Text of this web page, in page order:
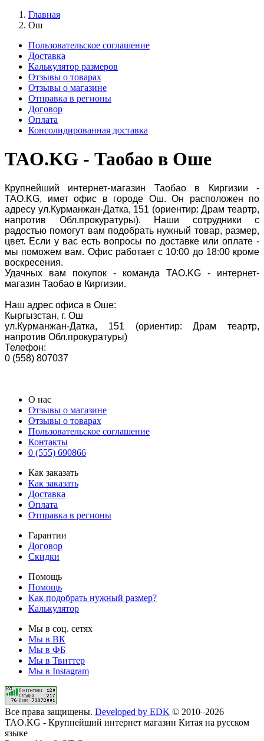
Главная
Ош
Пользовательское соглашение
Доставка
Калькулятор размеров
Отзывы о товарах
Отзывы о магазине
Отправка в регионы
Договор
Оплата
Консолидированная доставка
TAO.KG - Таобао в Оше
Крупнейший интернет-магазин Таобао в Киргизии -
TAO.KG, имет офис в городе Ош. Он расположен по
адресу ул.Курманжан-Датка, 151 (ориентир: Драм теартр,
напротив Обл.прокуратуры). Наши сотрудники с
радостью помогут вам подобрать нужный товар, размер,
цвет. Если у вас есть вопросы по доставке или оплате -
мы поможем вам. Офис работает с 10:00 до 18:00 кроме
воскресения.
Удачных вам покупок - команда TAO.KG - интернет-
магазин Таобао в Киргизии.
Наш адрес офиса в Оше:
Кыргызстан, г. Ош
ул.Курманжан-Датка, 151 (ориентир: Драм теартр,
напротив Обл.прокуратуры)
Телефон:
0 (558) 807037
О нас
Отзывы о магазине
Отзывы о товарах
Пользовательское соглашение
Контакты
0 (555) 690866
Как заказать
Как заказать
Доставка
Оплата
Отправка в регионы
Гарантии
Договор
Скидки
Помощь
Помощь
Как подобрать нужный размер?
Калькулятор
Мы в соц. сетях
Мы в ВК
Мы в ФБ
Мы в Твиттер
Мы в Instagram
Все права защищены. Developed by EDK © 2010–2026
TAO.KG - Крупнейший интернет магазин Китая на русском
языке